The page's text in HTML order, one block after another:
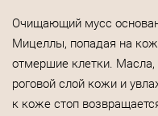
Очищающий мусс
Мицеллы, попадая на
отмершие клетки. Масла,
роговой слой кожи и
к коже стоп